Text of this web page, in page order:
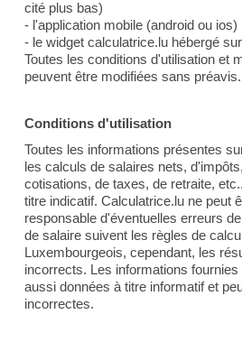
cité plus bas)
- l'application mobile (android ou ios)
- le widget calculatrice.lu hébergé
Toutes les conditions d'utilisation et
peuvent être modifiées sans préavis.
Conditions d'utilisation
Toutes les informations présentes
les calculs de salaires nets,
cotisations, de taxes, de retraite,
titre indicatif. Calculatrice.lu ne peut
responsable d'éventuelles erreurs
de salaire suivent les règles de
Luxembourgeois, cependant, les
incorrects. Les informations
aussi données à titre informatif et
incorrectes.